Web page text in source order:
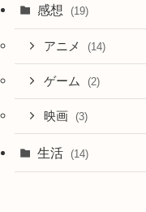
感想 (19)
アニメ (14)
ゲーム (2)
映画 (3)
生活 (14)